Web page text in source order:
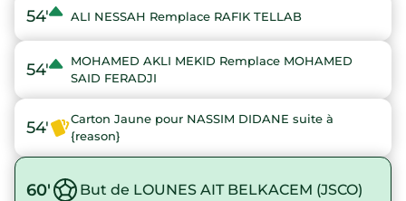
54' ALI NESSAH Remplace RAFIK TELLAB
54'
MOHAMED AKLI MEKID Remplace MOHAMED
SAID FERADJI
54'
Carton Jaune pour NASSIM DIDANE suite à
{reason}
60' But de LOUNES AIT BELKACEM (JSCO)